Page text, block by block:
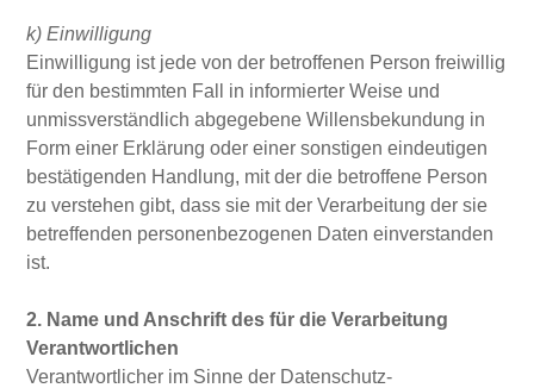
k) Einwilligung
Einwilligung ist jede von der betroffenen Person freiwillig
für den bestimmten Fall in informierter Weise und
unmissverständlich abgegebene Willensbekundung in
Form einer Erklärung oder einer sonstigen eindeutigen
bestätigenden Handlung, mit der die betroffene Person
zu verstehen gibt, dass sie mit der Verarbeitung der sie
betreffenden personenbezogenen Daten einverstanden
ist.
2. Name und Anschrift des für die Verarbeitung
Verantwortlichen
Verantwortlicher im Sinne der Datenschutz-